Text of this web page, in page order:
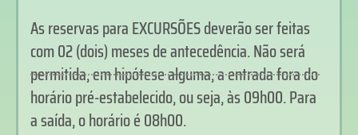
As reservas para EXCURSÕES deverão ser feitas
com 02 (dois) meses de antecedência. Não será
permitida, em hipótese alguma, a entrada fora do
horário pré-estabelecido, ou seja, às 09h00. Para
a saída, o horário é 08h00.